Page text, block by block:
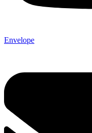
Envelope